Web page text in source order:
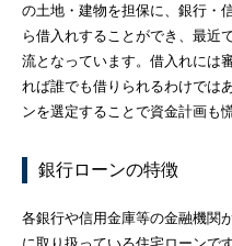
の土地・建物を担保に、銀行・
ら借入れすることができ、最近
流となっています。借入れには
れば誰でも借りられるわけでは
ンを選定することで資金計画も
銀行ローンの特徴
各銀行や信用金庫等の金融機関